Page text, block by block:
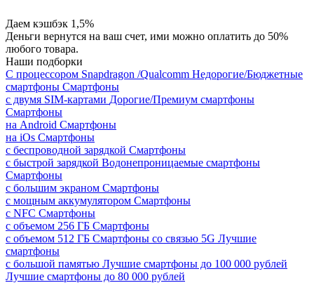
Даем кэшбэк 1,5%
Деньги вернутся на ваш счет, ими можно оплатить до 50%
любого товара.
Наши подборки
С процессором Snapdragon /Qualcomm Недорогие/Бюджетные
смартфоны Смартфоны
с двумя SIM-картами Дорогие/Премиум смартфоны
Смартфоны
на Android Смартфоны
на iOs Смартфоны
с беспроводной зарядкой Смартфоны
с быстрой зарядкой Водонепроницаемые смартфоны
Смартфоны
с большим экраном Смартфоны
с мощным аккумулятором Смартфоны
с NFC Смартфоны
с объемом 256 ГБ Смартфоны
с объемом 512 ГБ Смартфоны со связью 5G Лучшие
смартфоны
с большой памятью Лучшие смартфоны до 100 000 рублей
Лучшие смартфоны до 80 000 рублей